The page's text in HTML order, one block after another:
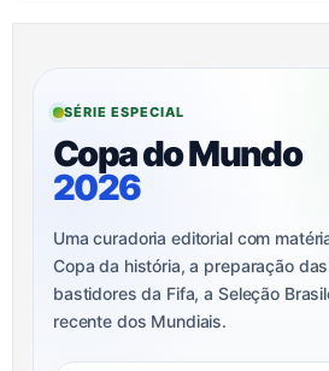
SÉRIE ESPECIAL
Copa do Mundo
2026
Uma curadoria editorial com
Copa da história, a preparação
bastidores da Fifa, a Seleção
recente dos Mundiais.